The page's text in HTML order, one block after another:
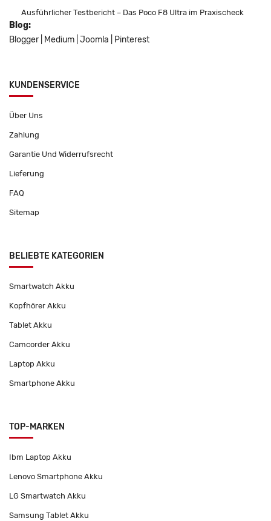
Ausführlicher Testbericht – Das Poco F8 Ultra im Praxischeck
Blog:
Blogger
Medium Joomla Pinterest
KUNDENSERVICE
Über Uns
Zahlung
Garantie Und Widerrufsrecht
Lieferung
FAQ
Sitemap
BELIEBTE KATEGORIEN
Smartwatch Akku
Kopfhörer Akku
Tablet Akku
Camcorder Akku
Laptop Akku
Smartphone Akku
TOP-MARKEN
Ibm Laptop Akku
Lenovo Smartphone Akku
LG Smartwatch Akku
Samsung Tablet Akku